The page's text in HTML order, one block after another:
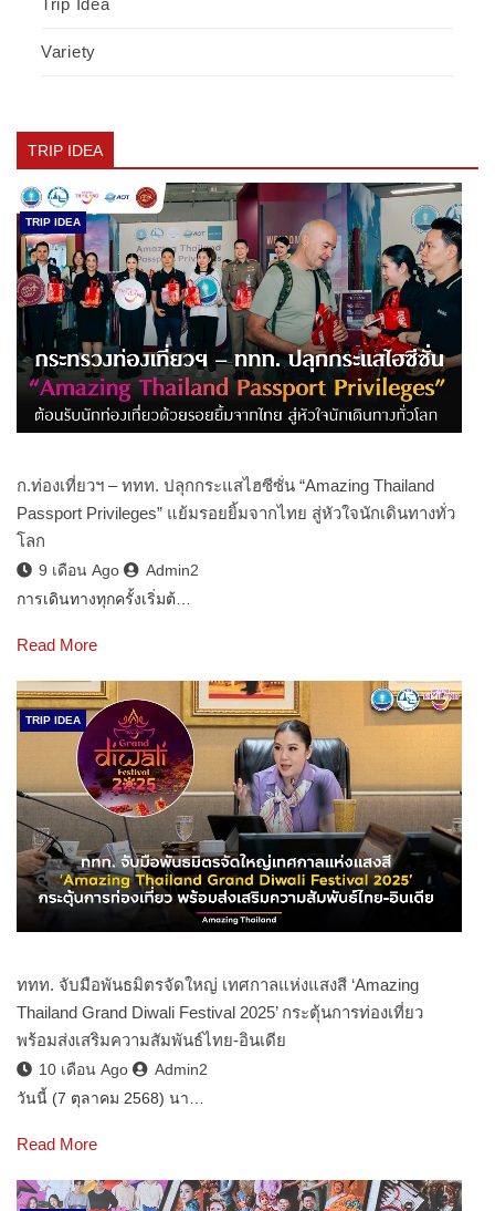
Variety
TRIP IDEA
TRIP IDEA
ก.ท่องเที่ยวฯ – ททท. ปลุกกระแสไฮซีซั่น “Amazing Thailand
Passport Privileges” แย้มรอยยิ้มจากไทย สู่หัวใจนักเดินทางทั่ว
โลก
9 เดือน Ago
Admin2
การเดินทางทุกครั้งเริ่มต้…
Read More
TRIP IDEA
ททท. จับมือพันธมิตรจัดใหญ่ เทศกาลแห่งแสงสี ‘Amazing
Thailand Grand Diwali Festival 2025’ กระตุ้นการท่องเที่ยว
พร้อมส่งเสริมความสัมพันธ์ไทย-อินเดีย
10 เดือน Ago
Admin2
วันนี้ (7 ตุลาคม 2568) นา…
Read More